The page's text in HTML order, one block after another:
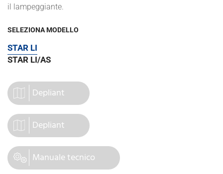
il lampeggiante.
SELEZIONA MODELLO
STAR LI
STAR LI/AS
Depliant
Depliant
Manuale tecnico